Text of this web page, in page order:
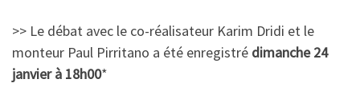
>> Le débat avec le co-réalisateur Karim Dridi et le
monteur Paul Pirritano a été enregistré dimanche 24
janvier à 18h00*